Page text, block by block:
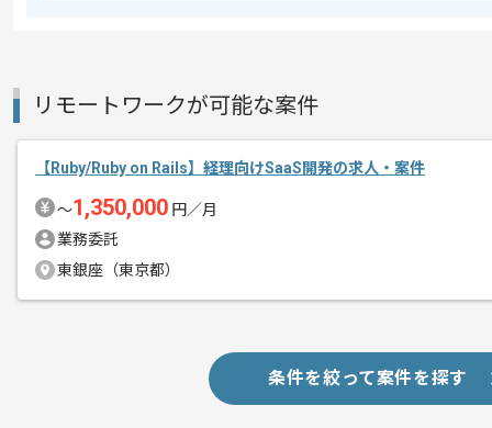
エージェントからのコ
住関連工事、住関連製品の斡旋事業等
今回は解体工事DXプラットフォーム開
リモートワークが可能な案件
【Ruby/Ruby on Rails】経理向けSaaS開発の求人・案件
〜1,350,000 円／月
業務委託
東銀座（東京都）
条件を絞って案件を探す